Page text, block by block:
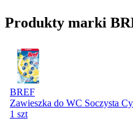
Produkty marki
BREF
Zawieszka do WC Soczysta
1 szt